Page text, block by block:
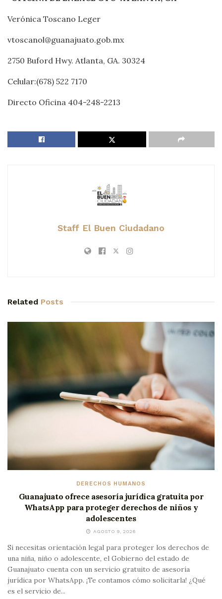
Verónica Toscano Leger
vtoscanol@guanajuato.gob.mx
2750 Buford Hwy. Atlanta, GA. 30324
Celular:(678) 522 7170
Directo Oficina 404-248-2213
Staff El Buen Ciudadano
Related Posts
DERECHOS HUMANOS
Guanajuato ofrece asesoría jurídica gratuita por
WhatsApp para proteger derechos de niños y
adolescentes
AGOSTO 9, 2026
Si necesitas orientación legal para proteger los derechos de
una niña, niño o adolescente, el Gobierno del estado de
Guanajuato cuenta con un servicio gratuito de asesoría
jurídica por WhatsApp. ¡Te contamos cómo solicitarla! ¿Qué
es el servicio de...